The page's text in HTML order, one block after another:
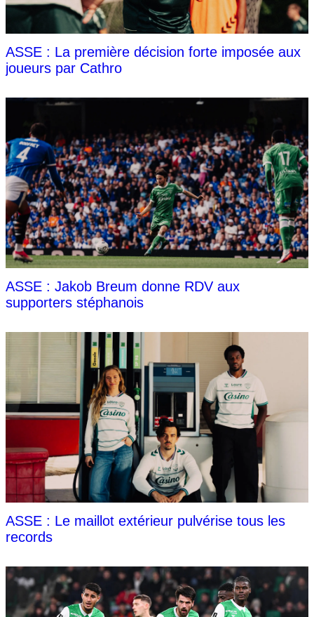
ASSE : La première décision forte imposée aux
joueurs par Cathro
ASSE : Jakob Breum donne RDV aux
supporters stéphanois
ASSE : Le maillot extérieur pulvérise tous les
records